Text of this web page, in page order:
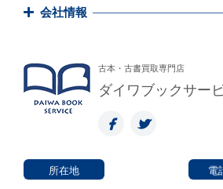
会社情報
古本・古書買取専門店
ダイワブックサー
所在地 電